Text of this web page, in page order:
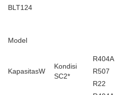
BLT124
Model
KapasitasW
Kondisi
SC2*
R404A
R507
R22